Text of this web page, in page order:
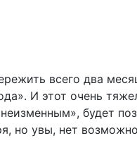
всего два
И этот очень
будет
но увы, нет